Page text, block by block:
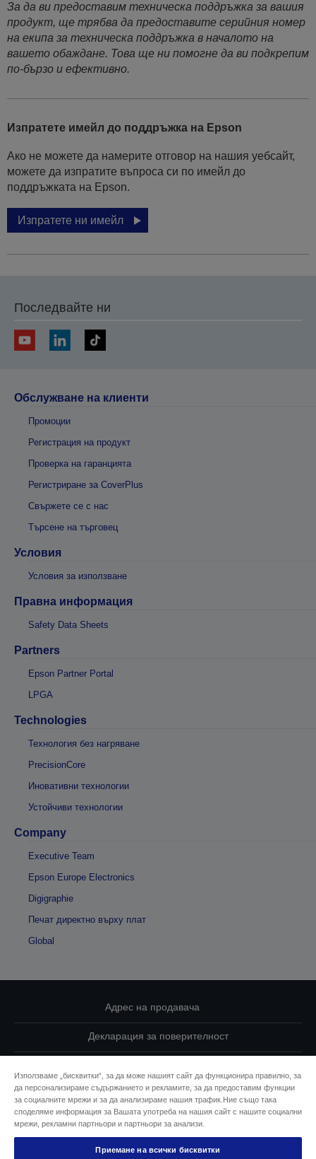
За да ви предоставим техническа поддръжка за вашия
продукт, ще трябва да предоставите серийния номер
на екипа за техническа поддръжка в началото на
вашето обаждане. Това ще ни помогне да ви подкрепим
по-бързо и ефективно.
Изпратете имейл до поддръжка на Epson
Ако не можете да намерите отговор на нашия уебсайт,
можете да изпратите въпроса си по имейл до
поддръжката на Epson.
Изпратете ни имейл
Последвайте ни
Обслужване на клиенти
Промоции
Регистрация на продукт
Проверка на гаранцията
Регистриране за CoverPlus
Свържете се с нас
Търсене на търговец
Условия
Условия за използване
Правна информация
Safety Data Sheets
Partners
Epson Partner Portal
LPGA
Technologies
Технология без нагряване
PrecisionCore
Иновативни технологии
Устойчиви технологии
Company
Executive Team
Epson Europe Electronics
Digigraphie
Печат директно върху плат
Global
Адрес на продавача
Декларация за поверителност
Свържете се с нас за Вашите данни
Информация за бисквитките
Ангажимент за достъпност на Epson
Използваме „бисквитки“, за да може нашият сайт да функционира правилно, за
да персонализираме съдържанието и рекламите, за да предоставим функции
за социалните мрежи и за да анализираме нашия трафик.Ние също така
споделяме информация за Вашата употреба на нашия сайт с нашите социални
мрежи, рекламни партньори и партньори за анализи.
Приемане на всички бисквитки